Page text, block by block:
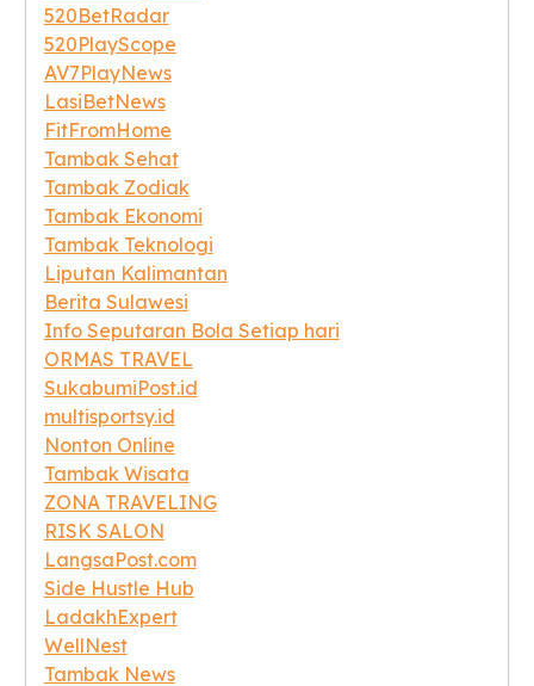
520BetRadar
520PlayScope
AV7PlayNews
LasiBetNews
FitFromHome
Tambak Sehat
Tambak Zodiak
Tambak Ekonomi
Tambak Teknologi
Liputan Kalimantan
Berita Sulawesi
Info Seputaran Bola Setiap hari
ORMAS TRAVEL
SukabumiPost.id
multisportsy.id
Nonton Online
Tambak Wisata
ZONA TRAVELING
RISK SALON
LangsaPost.com
Side Hustle Hub
LadakhExpert
WellNest
Tambak News